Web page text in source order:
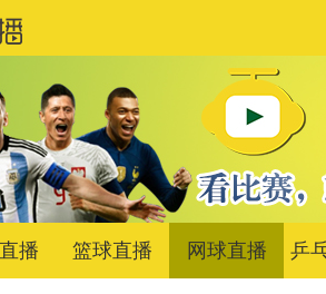
播 篮球直播 网球直播 乒